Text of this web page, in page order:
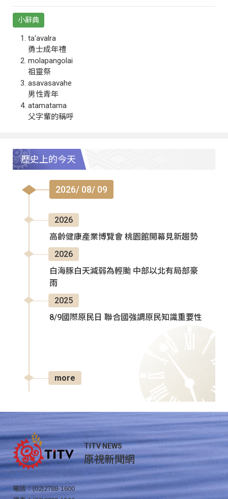
小辭典
ta‘avalra
勇士成年禮
molapangolai
祖靈祭
asavasavahe
男性青年
atamatama
父字輩的稱呼
歷史上的今天
2026/ 08/ 09
2026
高齡健康產業博覽會 桃園館開幕見新趨勢
2026
白海豚白天減弱為輕颱 中部以北有局部豪
雨
2025
8/9國際原民日 聯合國強調原民知識重要性
more
TITV NEWS
原視新聞網
電話：(02)2788-1600